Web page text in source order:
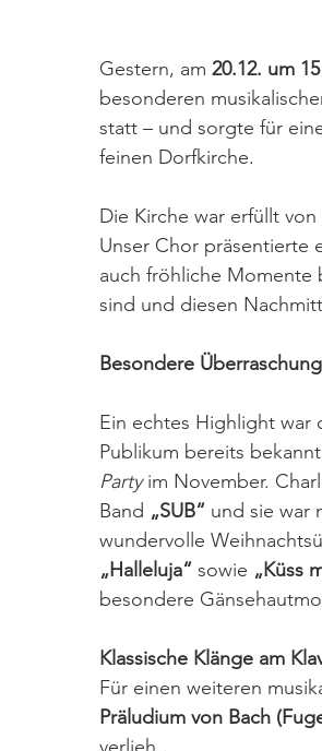
Gestern, am 20.12. um
besonderen
statt – und sorgte für
feinen Dorfkirche.
Die Kirche war erfüllt
Unser Chor präsentierte
auch fröhliche Momente
sind und diesen
Besondere
Ein echtes Highlight war
Publikum bereits
Party im November.
Band „SUB“ und sie war
wundervolle
„Halleluja“ sowie „Küss
besondere
Klassische Klänge am
Für einen weiteren
Präludium von Bach